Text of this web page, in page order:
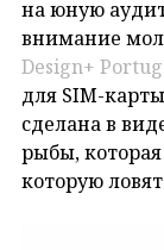
на юную
внимание
Design+
для SIM-
сделана в
рыбы,
которую